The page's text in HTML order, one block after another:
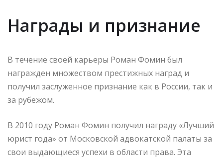
Награды и признание
В течение своей карьеры Роман Фомин был
награжден множеством престижных наград и
получил заслуженное признание как в России, так и
за рубежом.
В 2010 году Роман Фомин получил награду «Лучший
юрист года» от Московской адвокатской палаты за
свои выдающиеся успехи в области права. Эта